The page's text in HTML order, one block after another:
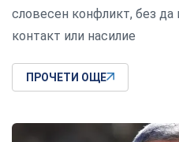
словесен конфликт, без
контакт или насилие
ПРОЧЕТИ ОЩЕ